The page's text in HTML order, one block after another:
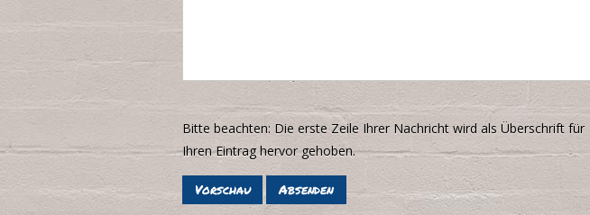
Bitte beachten: Die erste Zeile Ihrer Nachricht wird als Überschrift für
Ihren Eintrag hervor gehoben.